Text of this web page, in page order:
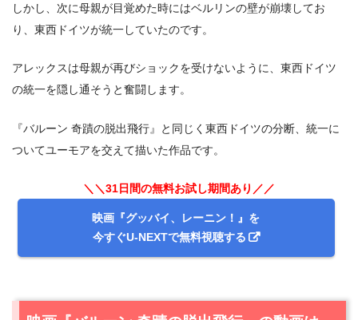
しかし、次に母親が目覚めた時にはベルリンの壁が崩壊してお
り、東西ドイツが統一していたのです。
アレックスは母親が再びショックを受けないように、東西ドイツ
の統一を隠し通そうと奮闘します。
『バルーン 奇蹟の脱出飛行』と同じく東西ドイツの分断、統一に
ついてユーモアを交えて描いた作品です。
＼＼31日間の無料お試し期間あり／／
映画『グッバイ、レーニン！』を
今すぐU-NEXTで無料視聴する